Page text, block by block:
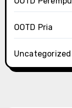
OOTD Pria
Uncategorized